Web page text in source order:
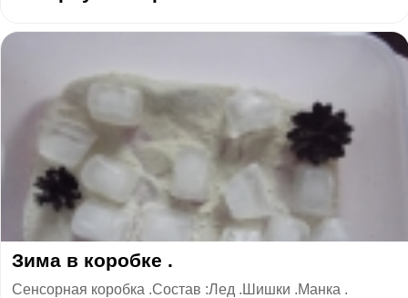
Зима в коробке .
Сенсорная коробка .Состав :Лед .Шишки .Манка .